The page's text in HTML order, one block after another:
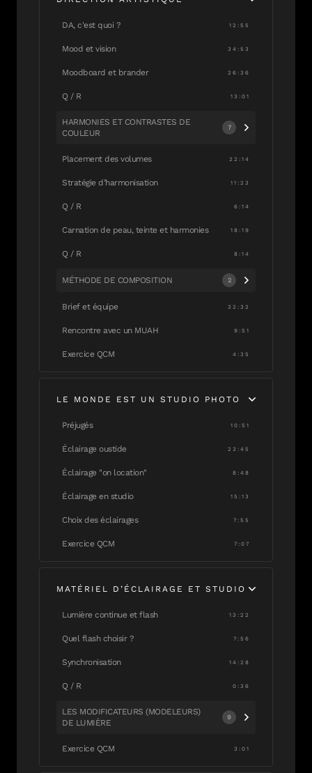
DA, c'est quoi ? 12:55
Mood et vision 34:53
Moodboard et brander 26:36
Q / R 13:01
HARMONIES ET CONTRASTES DE
COULEUR
7
Placement des volumes 22:14
Stratégie d’harmonisation 11:23
Q / R 6:14
Carnation de peau, teinte et harmonies 18:19
Q / R 8:14
MÉTHODE DE COMPOSITION 2
Brief et équipe 32:32
Rencontre avec un MUAH 9:51
Exercice QCM 4:35
LE MONDE EST UN STUDIO PHOTO
Préjugés 10:51
Éclairage oustide 23:45
Éclairage "on location" 8:48
Éclairage en studio 15:13
Choix des éclairages 7:55
Exercice QCM 7:07
MATÉRIEL D’ÉCLAIRAGE ET STUDIO
Lumière continue et flash 13:22
Quel flash choisir ? 7:56
Synchronisation 14:28
Q / R 0:36
LES MODIFICATEURS (MODELEURS)
DE LUMIÈRE
9
Exercice QCM 3:01